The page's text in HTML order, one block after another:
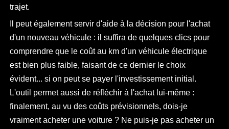
trajet.
Il peut également servir d'aide à la décision pour l'achat
d'un nouveau véhicule : il suffira de quelques clics pour
comprendre que le coût au km d'un véhicule électrique
est bien plus faible, faisant de ce dernier le choix
évident... si on peut se payer l'investissement initial.
L'outil permet aussi de réfléchir à l'achat lui-même :
finalement, au vu des coûts prévisionnels, dois-je
vraiment acheter une voiture ? Ne puis-je pas acheter un